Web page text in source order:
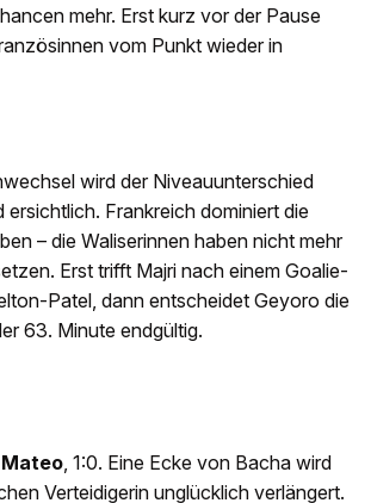
mehr. Erst kurz vor der Pause
vom Punkt wieder in
wird der Niveauunterschied
ersichtlich. Frankreich dominiert die
– die Waliserinnen haben nicht mehr
Erst trifft Majri nach einem Goalie-
Patel, dann entscheidet Geyoro die
63. Minute endgültig.
, 1:0. Eine Ecke von Bacha wird
Verteidigerin unglücklich verlängert.